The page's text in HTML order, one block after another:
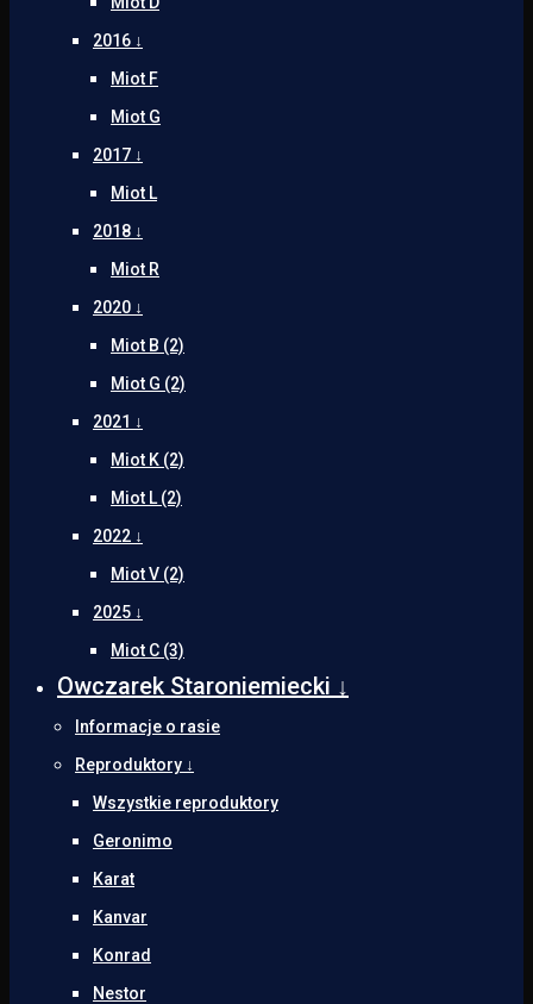
2016 ↓
Miot F
Miot G
2017 ↓
Miot L
2018 ↓
Miot R
2020 ↓
Miot B (2)
Miot G (2)
2021 ↓
Miot K (2)
Miot L (2)
2022 ↓
Miot V (2)
2025 ↓
Miot C (3)
Owczarek Staroniemiecki ↓
Informacje o rasie
Reproduktory ↓
Wszystkie reproduktory
Geronimo
Karat
Kanvar
Konrad
Nestor